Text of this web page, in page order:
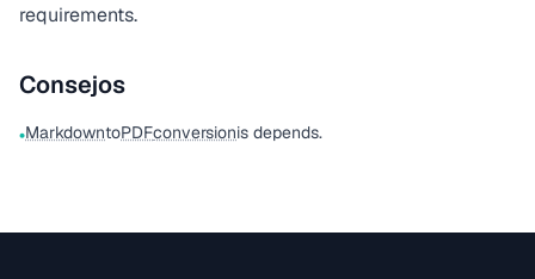
requirements.
Consejos
•MarkdowntoPDFconversionis depends.